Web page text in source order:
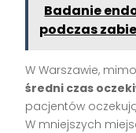
Badanie
podczas
W Warszawie,
średni czas
pacjentów
W mniejszych